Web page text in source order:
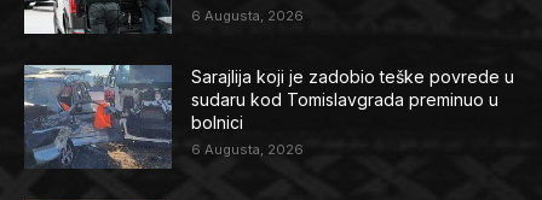
6 Augusta, 2026
Sarajlija koji je zadobio teške povrede u
sudaru kod Tomislavgrada preminuo u
bolnici
6 Augusta, 2026